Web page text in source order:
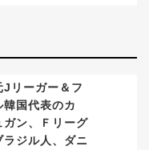
Jリーガー＆フ
韓国代表のカ
ガン、Ｆリーグ
ラジル人、ダニ